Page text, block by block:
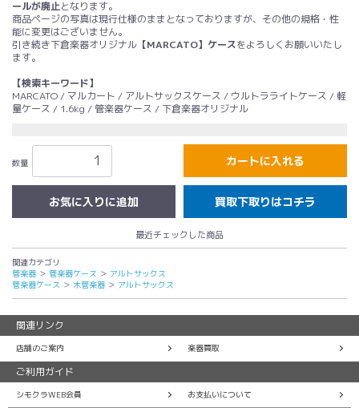
ールが廃止となります。
商品ページの写真は現行仕様のままとなっておりますが、その他の規格・性
能に変更はございません。
引き続き下倉楽器オリジナル 【MARCATO】ケースをよろしくお願いいたし
ます。
【検索キーワード】
MARCATO / マルカート / アルトサックスケース / ウルトラライトケース / 軽
量ケース / 1.6kg / 管楽器ケース / 下倉楽器オリジナル
数量 カートに入れる
買取下取りはコチラ
最近チェックした商品
関連カテゴリ
管楽器 ＞ 管楽器ケース ＞ アルトサックス
管楽器ケース ＞ 木管楽器 ＞ アルトサックス
関連リンク
店舗のご案内 楽器買取
ご利用ガイド
シモクラWEB会員 お支払いについて